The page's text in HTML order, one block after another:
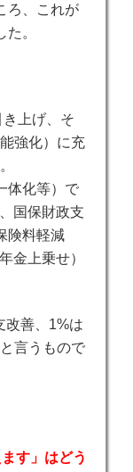
ろ、これが
。
上げ、そ
強化）に充
体化等）で
国保財政支
険料軽減
金上乗せ）
改善、1%は
言うもので
す」はどう